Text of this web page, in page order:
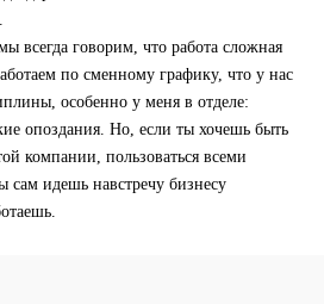
всегда говорим, что работа сложная
по сменному графику, что у нас
особенно у меня в отделе:
опоздания. Но, если ты хочешь быть
компании, пользоваться всеми
сам идешь навстречу бизнесу